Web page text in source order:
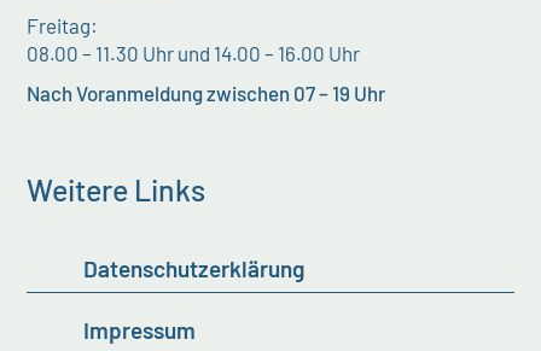
Freitag:
08.00 – 11.30 Uhr und 14.00 – 16.00 Uhr
Nach Voranmeldung zwischen 07 – 19 Uhr
Weitere Links
Datenschutzerklärung
Impressum